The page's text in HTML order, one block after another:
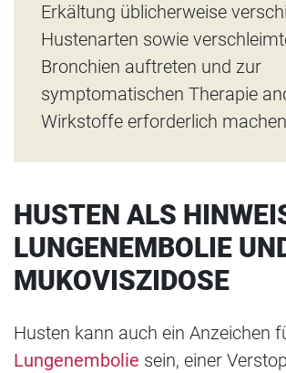
Erkältung üblicherweise
Hustenarten sowie
Bronchien auftreten und zur
symptomatischen Therapie
Wirkstoffe erforderlich
HUSTEN ALS
LUNGENEMBOLIE
MUKOVISZIDOSE
Husten kann auch ein Anzeichen
Lungenembolie sein, einer